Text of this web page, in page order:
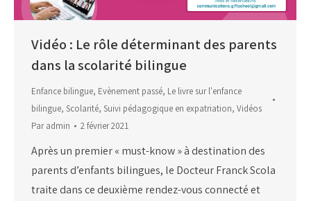
Vidéo : Le rôle déterminant des parents
dans la scolarité bilingue
Enfance bilingue, Evènement passé, Le livre sur l'enfance
bilingue, Scolarité, Suivi pédagogique en expatriation, Vidéos
Paradmin 2 février 2021
Après un premier « must-know » à destination des
parents d’enfants bilingues, le Docteur Franck Scola
traite dans ce deuxième rendez-vous connecté et